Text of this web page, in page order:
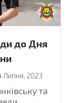
до Дня
Липня, 2023
та